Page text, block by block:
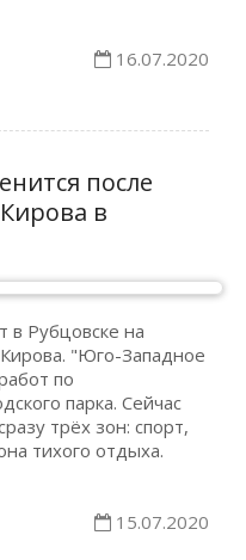
16.07.2020
после
в
в Рубцовске на
"Юго-Западное
по
парка. Сейчас
трёх зон: спорт,
тихого отдыха.
15.07.2020